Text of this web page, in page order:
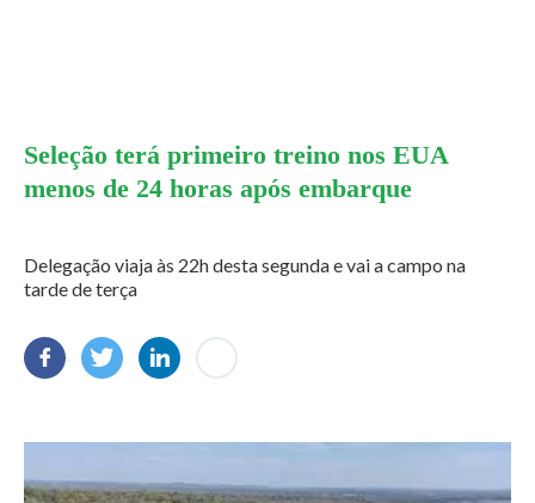
Seleção terá primeiro treino nos EUA
menos de 24 horas após embarque
Delegação viaja às 22h desta segunda e vai a campo na
tarde de terça